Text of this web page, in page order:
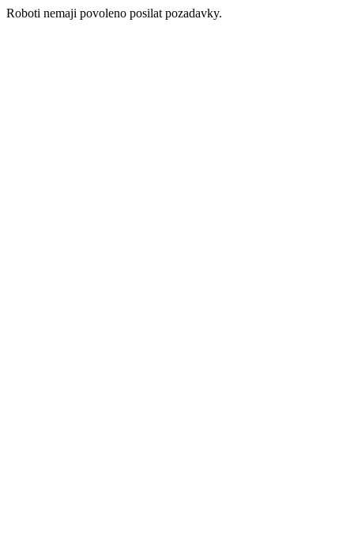
Roboti nemaji povoleno posilat pozadavky.